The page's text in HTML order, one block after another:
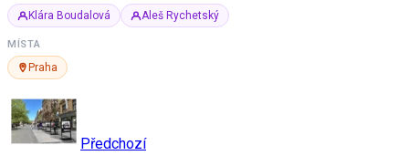
Klára Boudalová Aleš Rychetský
MÍSTA
Praha
Předchozí